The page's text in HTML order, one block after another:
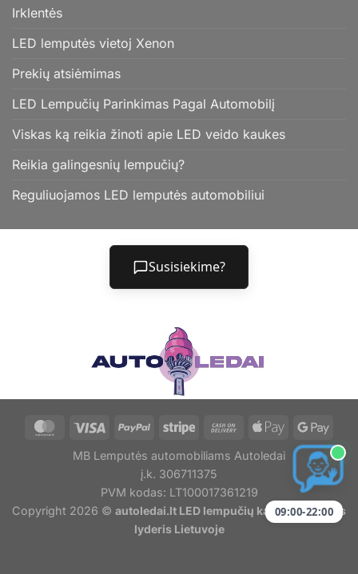
Irklentės
LED lemputės vietoj Xenon
Prekių atsiėmimas
LED Lempučių Parinkimas Pagal Automobilį
Viskas ką reikia žinoti apie LED veido kaukes
Reikia galingesnių lempučių?
Reguliuojamos LED lemputės automobiliui
Susisiekime?
MB Lemputės automobiliams Autoledai
į.k. 306711375
PVM kodas: LT100017361219
Copyright 2026 © autoledai.lt LED lempučių kainų ir kokybės
lyderis Lietuvoje
09:00-22:00